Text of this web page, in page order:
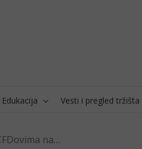
Edukacija Vesti i pregled tržišta
Da li je moguće trgovati CFDovima na margini?